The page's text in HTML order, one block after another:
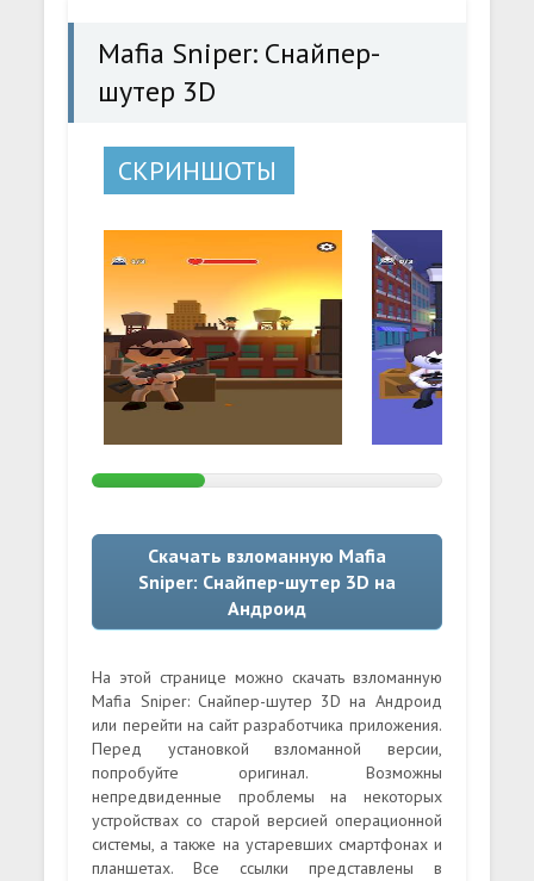
Mafia Sniper: Снайпер-
шутер 3D
СКРИНШОТЫ
Скачать взломанную Mafia
Sniper: Снайпер-шутер 3D на
Андроид
На этой странице можно скачать взломанную
Mafia Sniper: Снайпер-шутер 3D на Андроид
или перейти на сайт разработчика приложения.
Перед установкой взломанной версии,
попробуйте оригинал. Возможны
непредвиденные проблемы на некоторых
устройствах со старой версией операционной
системы, а также на устаревших смартфонах и
планшетах. Все ссылки представлены в